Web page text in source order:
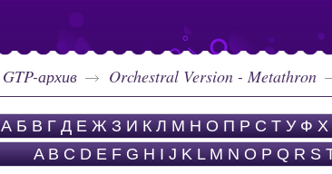
GTP-архив Orchestral Version - Metathron
А Б В Г Д Е Ж З И К Л М Н О П Р С Т У Ф Х
A B C D E F G H I J K L M N O P Q R S